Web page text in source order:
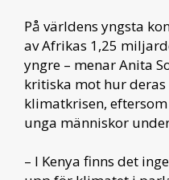
På världens yngsta
av Afrikas 1,25
yngre – menar Anita
kritiska mot hur
klimatkrisen,
unga människor
– I Kenya finns det